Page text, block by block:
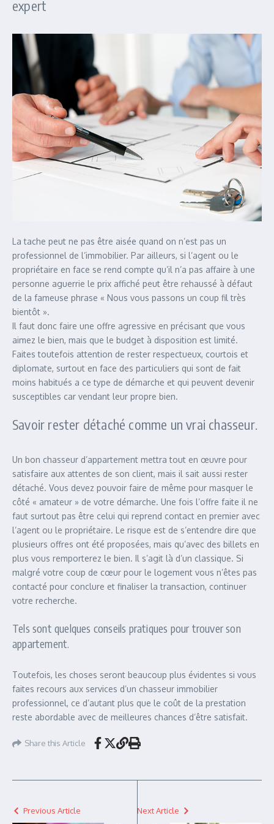
expert
La tache peut ne pas être aisée quand on n’est pas un
professionnel de l’immobilier. Par ailleurs, si l’agent ou le
propriétaire en face se rend compte qu’il n’a pas affaire à une
personne aguerrie le prix affiché peut être rehaussé à défaut
de la fameuse phrase « Nous vous passons un coup fil très
bientôt ».
Il faut donc faire une offre agressive en précisant que vous
aimez le bien, mais que le budget à disposition est limité.
Faites toutefois attention de rester respectueux, courtois et
diplomate, surtout en face des particuliers qui sont de fait
moins habitués a ce type de démarche et qui peuvent devenir
susceptibles car vendant leur propre bien.
Savoir rester détaché comme un vrai chasseur.
Un bon chasseur d’appartement mettra tout en œuvre pour
satisfaire aux attentes de son client, mais il sait aussi rester
détaché. Vous devez pouvoir faire de même pour masquer le
côté « amateur » de votre démarche. Une fois l’offre faite il ne
faut surtout pas être celui qui reprend contact en premier avec
l’agent ou le propriétaire. Le risque est de s’entendre dire que
plusieurs offres ont été proposées, mais qu’avec des billets en
plus vous remporterez le bien. Il s’agit là d’un classique. Si
malgré votre coup de cœur pour le logement vous n’êtes pas
contacté pour conclure et finaliser la transaction, continuer
votre recherche.
Tels sont quelques conseils pratiques pour trouver son
appartement.
Toutefois, les choses seront beaucoup plus évidentes si vous
faites recours aux services d’un chasseur immobilier
professionnel, ce d’autant plus que le coût de la prestation
reste abordable avec de meilleures chances d’être satisfait.
Share this Article
Previous Article Next Article